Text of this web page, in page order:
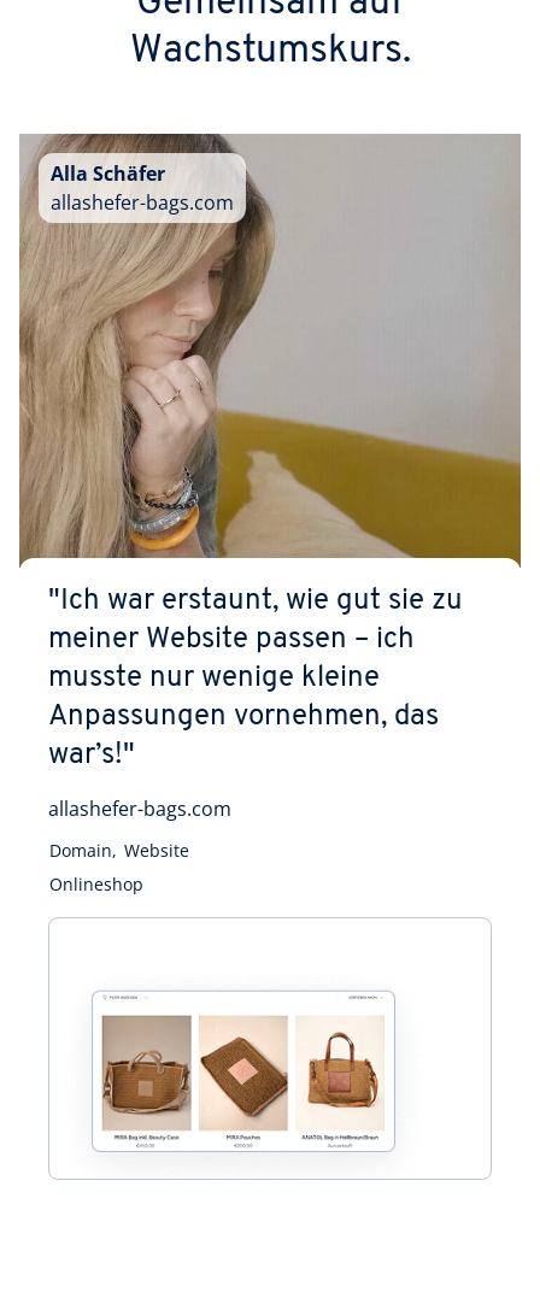
Wachstumskurs.
Alla Schäfer
allashefer-bags.com
"Ich war erstaunt, wie gut sie zu
meiner Website passen – ich
musste nur wenige kleine
Anpassungen vornehmen, das
war’s!"
allashefer-bags.com
Domain, Website
Onlineshop